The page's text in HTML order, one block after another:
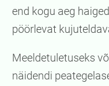
end kogu aeg
pöörlevat
Meeldetuletuseks
näidendi